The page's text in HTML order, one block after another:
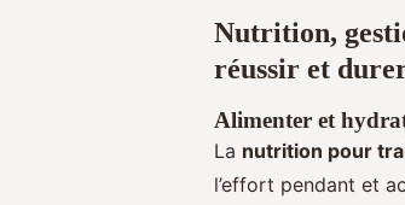
Nutrition,
réussir et
Alimenter et
La nutrition pour
l’effort pendant et